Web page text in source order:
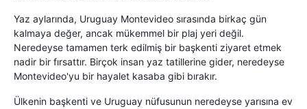
Yaz aylarında, Uruguay Montevideo sırasında birkaç gün
kalmaya değer, ancak mükemmel bir plaj yeri değil.
Neredeyse tamamen terk edilmiş bir başkenti ziyaret etmek
nadir bir fırsattır. Birçok insan yaz tatillerine gider, neredeyse
Montevideo'yu bir hayalet kasaba gibi bırakır.
Ülkenin başkenti ve Uruguay nüfusunun neredeyse yarısına ev